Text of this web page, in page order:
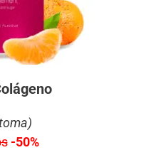
-50%